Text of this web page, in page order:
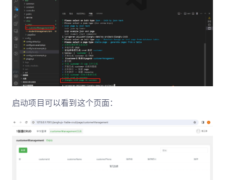
启动项目可以看到这个页面：